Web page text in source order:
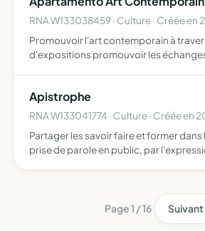
RNA W133038459 · Culture · Créée en
Promouvoir l'art contemporain à
d'expositions promouvoir les
Apistrophe
RNA W133041774 · Culture · Créée en
Partager les savoir faire et former dans
prise de parole en public, par
Page 1 / 16 Suivant